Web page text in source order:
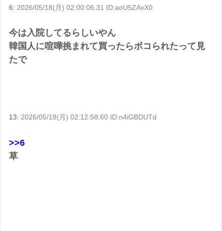
6: 2026/05/18(月) 02:00:06.31 ID:aoU5ZAxX0
今は入院してるらしいやん
韓国人に喧嘩挑まれて買ったらボコられたって見
たで
13:2026/05/18(月) 02:12:58.60 ID:n4iGBDUTd
>>6
草